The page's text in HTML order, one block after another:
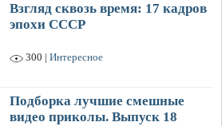
Взгляд сквозь время: 17 кадров
эпохи СССР
300 | Интересное
Подборка лучшие смешные
видео приколы. Выпуск 18